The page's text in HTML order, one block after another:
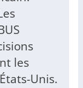
les
Unis.